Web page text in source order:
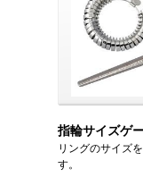
指輪サイズゲ
リングのサイズ
す。